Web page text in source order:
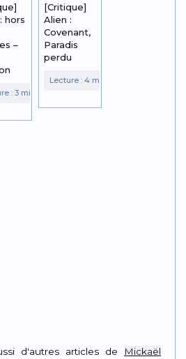
hors
–
[Critique]
Alien :
Covenant,
Paradis
perdu
d'autres articles de
Mickaël